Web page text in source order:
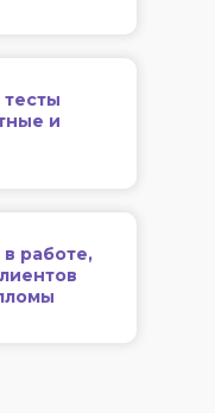
и
работе,